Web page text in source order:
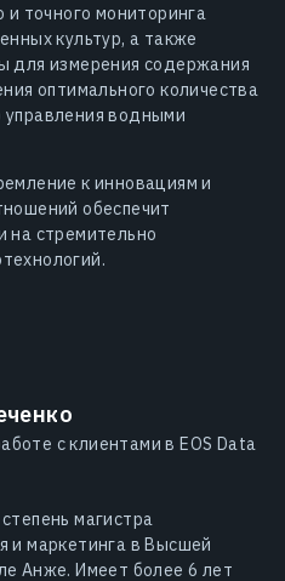
и точного мониторинга
культур, а также
для измерения содержания
оптимального количества
водными
к инновациям и
обеспечит
на стремительно
с клиентами в EOS Data
магистра
и маркетинга в Высшей
Анже. Имеет более 6 лет